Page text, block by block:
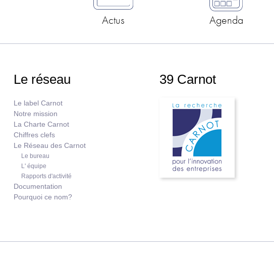
Actus Agenda
Le réseau
Le label Carnot
Notre mission
La Charte Carnot
Chiffres clefs
Le Réseau des Carnot
Le bureau
L' équipe
Rapports d'activité
Documentation
Pourquoi ce nom?
39 Carnot